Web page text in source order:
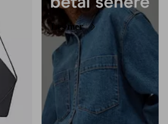
Les mer